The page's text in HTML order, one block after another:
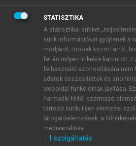
BELÉPÉS SAJÁT
ÚJ FIÓK
1 óra díjmentes hozzáférés
E-MAIL-CÍM
STATISZTIKA
A statisztikai sütiket
sütik információkat gyűjtenek a
módjáról, többek között arról,
fel és milyen linkekre kattintott.
felhasználó azonosítására nem
adatok összesítettek és
weboldal funkcióinak javítása.
harmadik féltől származó
tartozó sütik; ilyen elemzési
látogatóelemzések, a
médiaanalitika.
↓ 1 szolgáltatás